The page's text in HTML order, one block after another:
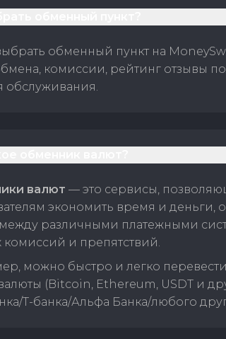
обменный пункт на
комиссии, рейтинг отзывы
обслуживания.
валют — это сервисы,
экономить время и деньги,
различными платежными
и препятствий.
можно быстро и легко перевести
(Bitcoin, Ethereum, USDT и
Т-банка/Альфа Банка/любого